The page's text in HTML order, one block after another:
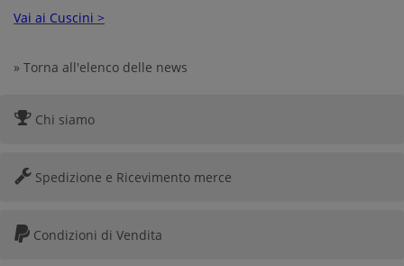
Vai ai Cuscini >
» Torna all'elenco delle news
Chi siamo
Spedizione e Ricevimento merce
Condizioni di Vendita